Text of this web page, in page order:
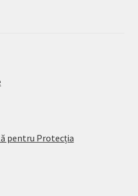
pentru Protecția